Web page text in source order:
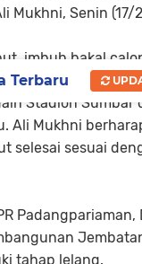
Mukhni, Senin (17/
imbuh bakal
akan terhubung
Stadion Sumbar
Ali Mukhni
selesai sesuai
Padangpariaman,
tahap lelang.
Terbaru